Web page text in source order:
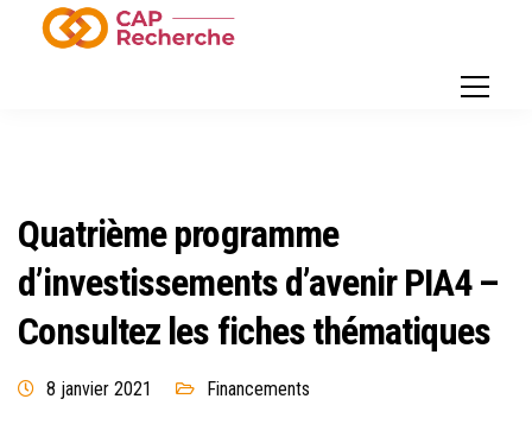
Quatrième programme
d’investissements d’avenir PIA4 –
Consultez les fiches thématiques
8 janvier 2021 Financements